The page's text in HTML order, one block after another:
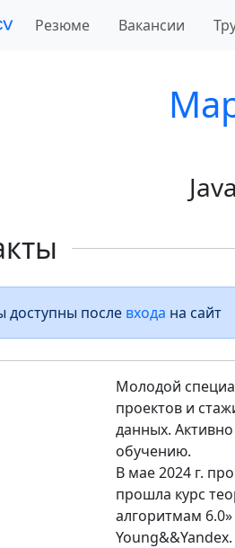
Резюме Вакансии
доступны после входа на сайт
Молодой
проектов и
данных.
обучению.
В мае 2024 г.
прошла курс
алгоритмам 6.0»